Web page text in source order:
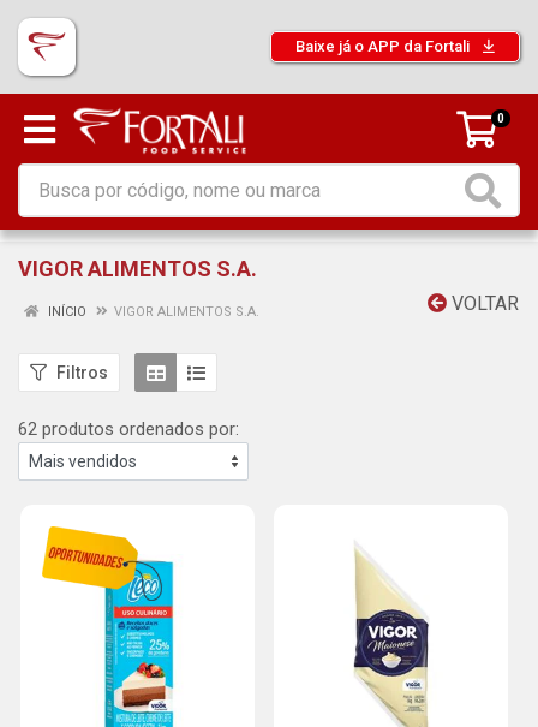
Baixe já o APP da Fortali
0
VIGOR ALIMENTOS S.A.
VOLTAR
INÍCIO VIGOR ALIMENTOS S.A.
Filtros
62 produtos ordenados por: